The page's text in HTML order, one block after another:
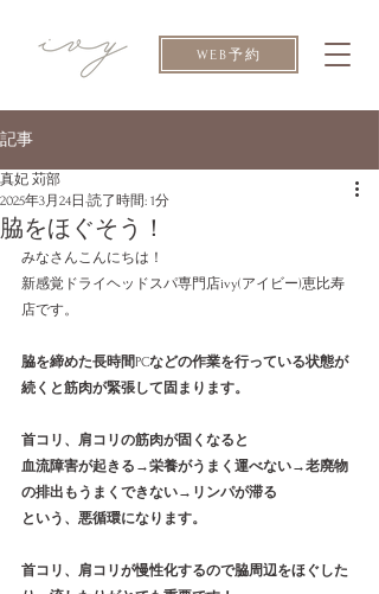
WEB予約
記事
脇をほぐそう！
真妃 苅部
2025年3月24日 読了時間: 1分
みなさんこんにちは！
新感覚ドライヘッドスパ専門店ivy(アイビー)恵比寿
店です。
脇を締めた長時間PCなどの作業を行っている状態が
続くと筋肉が緊張して固まります。
首コリ、肩コリの筋肉が固くなると
血流障害が起きる→栄養がうまく運べない→老廃物
の排出もうまくできない→リンパが滞る
という、悪循環になります。
首コリ、肩コリが慢性化するので脇周辺をほぐした